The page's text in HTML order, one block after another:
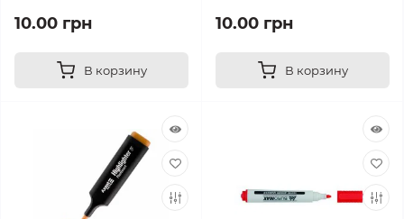
10.00 грн
В корзину
10.00 грн
В корзину